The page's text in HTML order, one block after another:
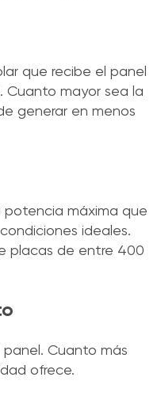
que recibe el panel
Cuanto mayor sea la
generar en menos
potencia máxima que
ideales.
placas de entre 400
Cuanto más
ofrece.